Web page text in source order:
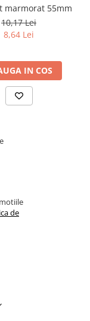
marmorat 55mm
10,17 Lei
8,64 Lei
IN COS
de